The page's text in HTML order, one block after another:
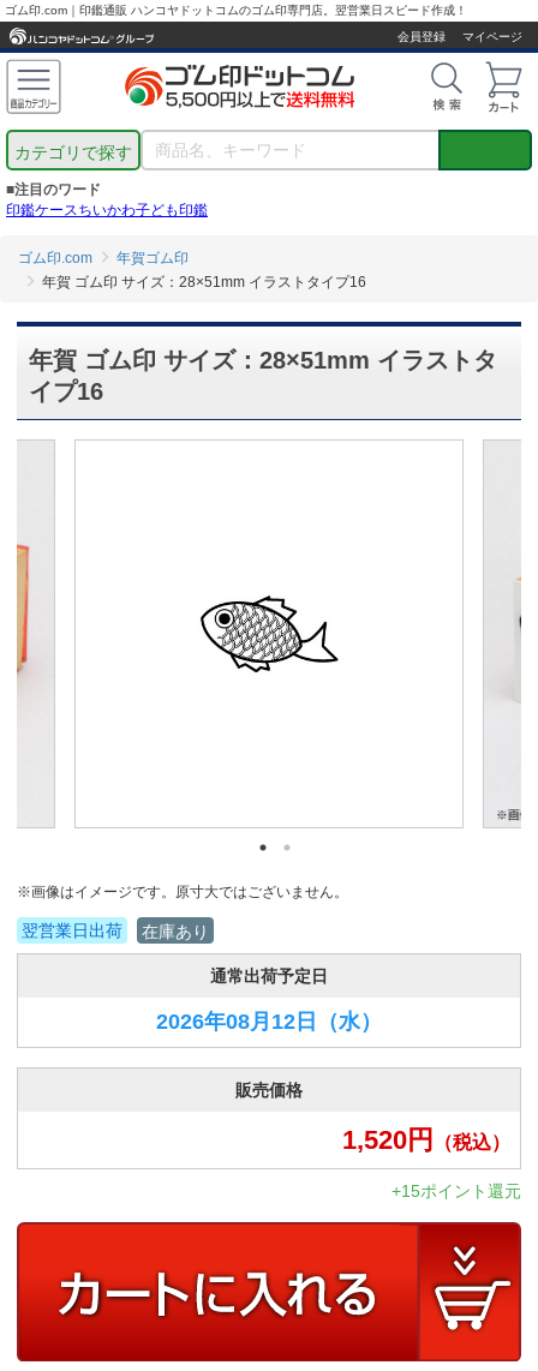
ゴム印.com｜印鑑通販 ハンコヤドットコムのゴム印専門店。翌営業日スピード作成！
会員登録
マイページ
カテゴリで探す
■注目のワード
印鑑ケースちいかわ子ども印鑑
ゴム印.com
年賀ゴム印
年賀 ゴム印 サイズ：28×51mm イラストタイプ16
年賀 ゴム印 サイズ：28×51mm イラストタ
イプ16
※画像はイメージです。原寸大ではございません。
翌営業日出荷 在庫あり
通常出荷予定日
2026年08月12日 （水）
販売価格
1,520円 （税込）
+15ポイント還元